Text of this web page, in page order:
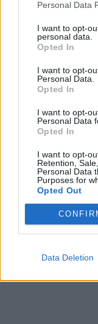
Personal Data
I want to opt-
personal data.
Opted In
I want to opt-
Personal Data.
Opted In
I want to opt-
Personal Data
Opted In
I want to opt-
Retention,
Personal Data
Purposes for
Opted Out
Data Deletion